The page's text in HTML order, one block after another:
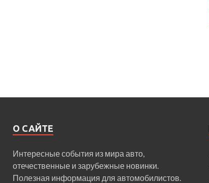
О САЙТЕ
Интересные события из мира авто,
отечественные и зарубежные новинки.
Полезная информация для автомобилистов.